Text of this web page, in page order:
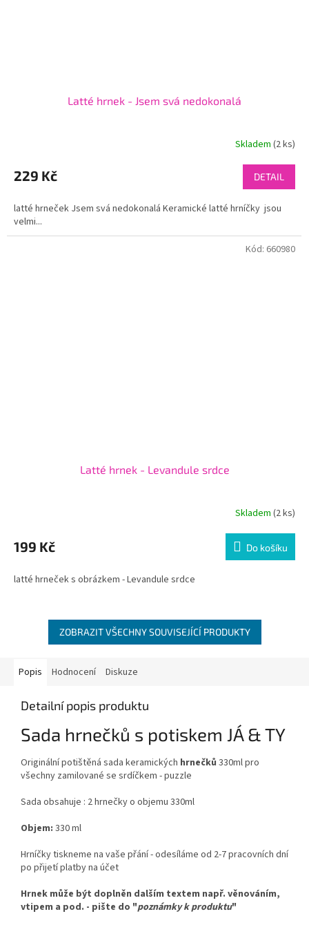
Latté hrnek - Jsem svá nedokonalá
Skladem (2 ks)
229 Kč DETAIL
latté hrneček Jsem svá nedokonalá Keramické latté hrníčky jsou
velmi...
Latté hrnek - Levandule srdce
Skladem (2 ks)
199 Kč Do košíku
latté hrneček s obrázkem - Levandule srdce
Kód: 660980
ZOBRAZIT VŠECHNY SOUVISEJÍCÍ PRODUKTY
Popis Hodnocení Diskuze
Detailní popis produktu
Sada hrnečků s potiskem JÁ & TY
Originální potištěná sada keramických hrnečků 330ml pro
všechny zamilované se srdíčkem - puzzle
Sada obsahuje : 2 hrnečky o objemu 330ml
Objem: 330 ml
Hrníčky tiskneme na vaše přání - odesíláme od 2-7 pracovních dní
po přijetí platby na účet
Hrnek může být doplněn dalším textem např. věnováním,
vtipem a pod. - pište do "poznámky k produktu"